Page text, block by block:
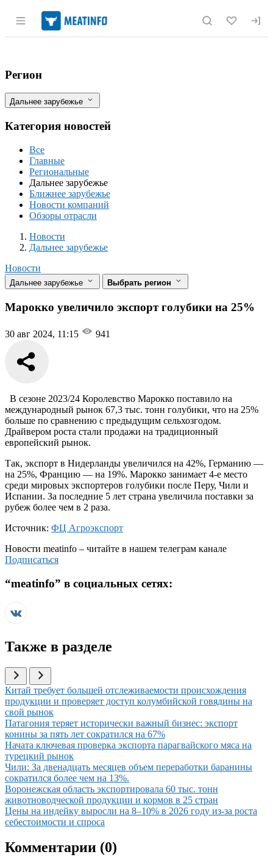
Раздел навигации по сайту
Марокко увеличило экспорт голубики
Фильтры
Регион
Дальнее зарубежье
Категория новостей
Все
Главные
Региональные
Дальнее зарубежье
Ближнее зарубежье
Новости компаний
Обзоры отрасли
Новости
Разделы
Новости
Дальнее зарубежье
Новости
Дальнее зарубежье Выбрать регион
Марокко увеличило экспорт голубики на 25%
30 авг 2024, 11:15 941
В сезоне 2023/24 Королевство Марокко поставило на
международный рынок 67,3 тыс. тонн голубики, что на 25%
больше по сравнению с предыдущим сельхозгодом.
Драйвером роста стали продажи на традиционный
европейский рынок.
Так, экспорт в Нидерланды увеличился на 42%, Германию —
на 25%, Францию — на 19%. Марокко занимает 4-е место
среди мировых экспортеров голубики после Перу, Чили и
Испании. За последние 5 лет страна увеличила поставки за
рубеж более чем в 2 раза.
Источник: ФЦ Агроэкспорт
Новости meatinfo – читайте в нашем телеграм канале
Подписаться
“meatinfo” в социальных сетях:
Также в разделе
Иллюстрация новости
Китай требует большей отслеживаемости происхождения
продукции и проверяет доступ колумбийской говядины на
свой рынок
Иллюстрация новости
Патагония теряет исторически важный бизнес: экспорт
конины за пять лет сократился на 67%
Иллюстрация новости
Начата ключевая проверка экспорта парагвайского мяса на
турецкий рынок
Иллюстрация новости
Чили: За двенадцать месяцев объем переработки баранины
сократился более чем на 13%.
Иллюстрация новости
Воронежская область экспортировала 60 тыс. тонн
животноводческой продукции и кормов в 25 стран
Иллюстрация новости
Цены на индейку выросли на 8–10% в 2026 году из-за роста
себестоимости и спроса
Комментарии (0)